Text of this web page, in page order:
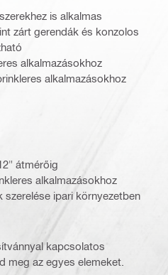
is alkalmas
zárt gerendák és konzolos
alkalmazásokhoz
alkalmazásokhoz
átmérőig
alkalmazásokhoz
szerelése ipari környezetben
kapcsolatos
meg az egyes elemeket.